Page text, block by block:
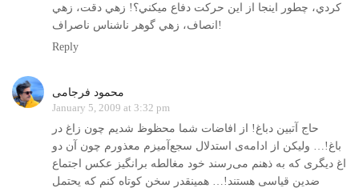
كردي، چطور اينجا از اين حركت دفاع ميكني؟! زهي دقت، زهي
انصاف، زهي گوهر ناشناس ناصراف!
Reply
محمود فرجامی
January 5, 2009 at 3:32 pm
حاج آتبين دباغ! از افاضات شما محظوظ شديم چون زاغ در
باغ!… وليکن از ادامه‌ی استدلال سجع‌آميزم معذورم چون آن دو
اغ ديگری که به ذهنم می‌رسند خود مغالطه برانگيز عکس اجتماع
ضدين قياسی هستند!… همينقدر سخن کوتاه کنم که يحتمل